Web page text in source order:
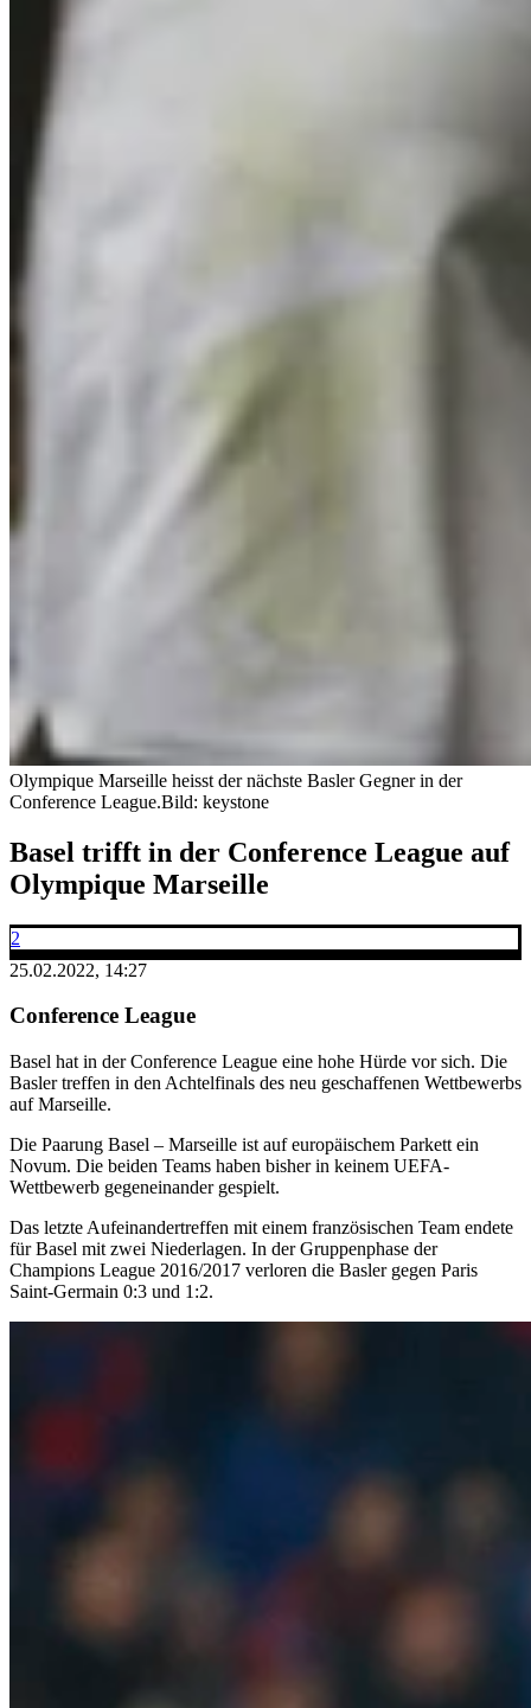
Olympique Marseille heisst der nächste Basler Gegner in der
Conference League.Bild: keystone
Basel trifft in der Conference League auf
Olympique Marseille
2
25.02.2022, 14:27
Conference League
Basel hat in der Conference League eine hohe Hürde vor sich. Die
Basler treffen in den Achtelfinals des neu geschaffenen Wettbewerbs
auf Marseille.
Die Paarung Basel – Marseille ist auf europäischem Parkett ein
Novum. Die beiden Teams haben bisher in keinem UEFA-
Wettbewerb gegeneinander gespielt.
Das letzte Aufeinandertreffen mit einem französischen Team endete
für Basel mit zwei Niederlagen. In der Gruppenphase der
Champions League 2016/2017 verloren die Basler gegen Paris
Saint-Germain 0:3 und 1:2.